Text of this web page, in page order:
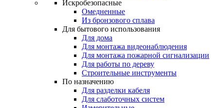
Искробезопасные
Омедненные
Из бронзового сплава
Для бытового использования
Для дома
Для монтажа видеонаблюдения
Для монтажа пожарной сигнализации
Для работы по дереву
Строительные инструменты
По назначению
Для разделки кабеля
Для слаботочных систем